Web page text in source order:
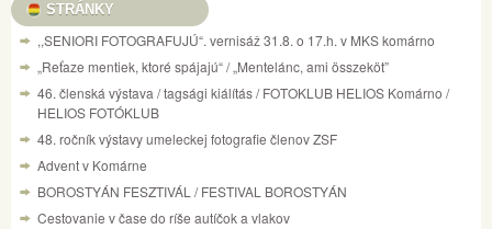
STRÁNKY
,,SENIORI FOTOGRAFUJÚ“. vernisáž 31.8. o 17.h. v MKS komárno
„Reťaze mentiek, ktoré spájajú“ / „Mentelánc, ami összeköt”
46. členská výstava / tagsági kiálítás / FOTOKLUB HELIOS Komárno /
HELIOS FOTÓKLUB
48. ročník výstavy umeleckej fotografie členov ZSF
Advent v Komárne
BOROSTYÁN FESZTIVÁL / FESTIVAL BOROSTYÁN
Cestovanie v čase do ríše autíčok a vlakov